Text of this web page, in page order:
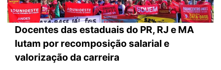
Docentes das estaduais do PR, RJ e MA
lutam por recomposição salarial e
valorização da carreira